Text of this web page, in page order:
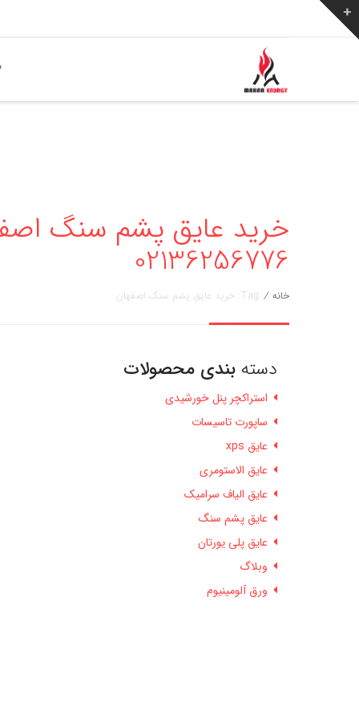
خرید عایق پشم سنگ
02136256776
خانه / Tag: خرید عایق پشم سنگ اصفهان
دسته بندی محصولات
استراکچر پنل خورشیدی
ساپورت تاسیسات
عایق xps
عایق الاستومری
عایق الیاف سرامیک
عایق پشم سنگ
عایق پلی یورتان
وبلاگ
ورق آلومینیوم